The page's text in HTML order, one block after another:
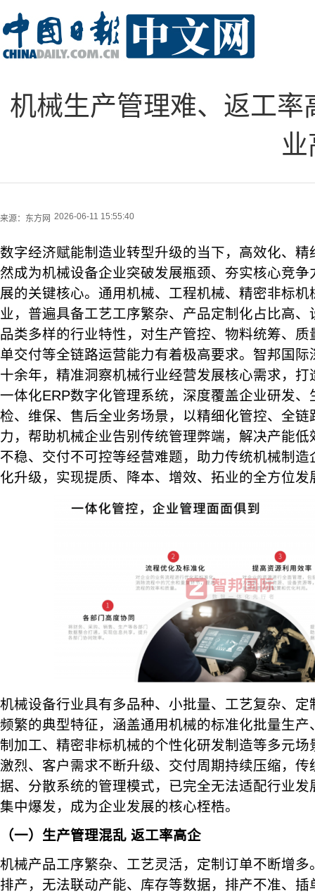
机械生产管理难、返工率
来源： 东方网 2026-06-11 15:55:40
数字经济赋能制造业转型升级的当下，高效化、
然成为机械设备企业突破发展瓶颈、夯实核心竞
展的关键核心。通用机械、工程机械、精密非标
业，普遍具备工艺工序繁杂、产品定制化占比高
品类多样的行业特性，对生产管控、物料统筹、
单交付等全链路运营能力有着极高要求。智邦国
十余年，精准洞察机械行业经营发展核心需求，
一体化ERP数字化管理系统，深度覆盖企业研发
检、维保、售后全业务场景，以精细化管控、全
力，帮助机械企业告别传统管理弊端，解决产能
不稳、交付不可控等经营难题，助力传统机械制
化升级，实现提质、降本、增效、拓业的全方位发
机械设备行业具有多品种、小批量、工艺复杂、
频繁的典型特征，涵盖通用机械的标准化批量生
制加工、精密非标机械的个性化研发制造等多元
激烈、客户需求不断升级、交付周期持续压缩，
据、分散系统的管理模式，已完全无法适配行业
集中爆发，成为企业发展的核心桎梏。
（一）生产管理混乱 返工率高企
机械产品工序繁杂、工艺灵活，定制订单不断增多
排产，无法联动产能、库存等数据，排产不准、